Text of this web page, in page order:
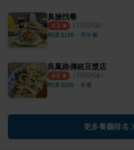
臭臉找餐
4.3 （ 12則評論）
均消 $100 ・ 早午餐
吳鳳路傳統豆漿店
4.0 （ 20則評論）
均消 $200 ・ 早餐
更多餐廳排名